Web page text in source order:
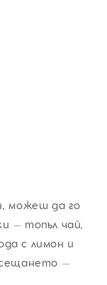
можеш да го
– топъл чай,
с лимон и
–